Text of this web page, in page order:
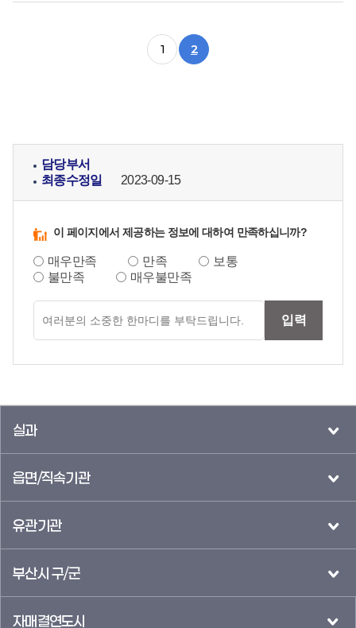
1 2
담당부서
최종수정일
2023-09-15
이 페이지에서 제공하는 정보에 대하여 만족하십니까?
매우만족 만족
보통
불만족
매우불만족
의견입력
입력
실과
읍면/직속기관
유관기관
부산시 구/군
자매결연도시